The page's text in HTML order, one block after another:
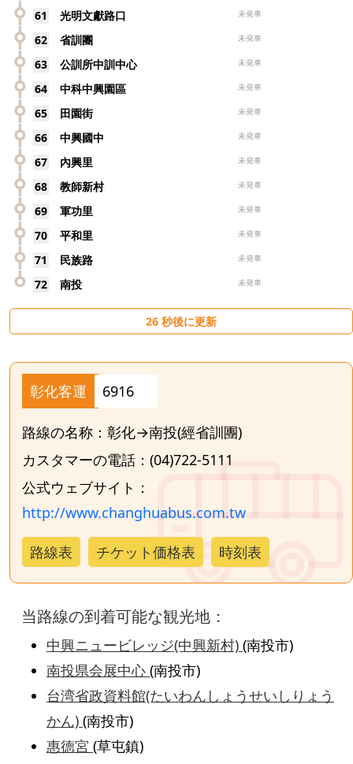
61 光明文獻路口 未発車
62 省訓團 未発車
63 公訓所中訓中心 未発車
64 中科中興園區 未発車
65 田園街 未発車
66 中興國中 未発車
67 內興里 未発車
68 教師新村 未発車
69 軍功里 未発車
70 平和里 未発車
71 民族路 未発車
72 南投 未発車
25 秒後に更新
彰化客運 6916
路線の名称：彰化→南投(經省訓團)
カスタマーの電話：(04)722-5111
公式ウェブサイト：
http://www.changhuabus.com.tw
路線表 チケット価格表 時刻表
当路線の到着可能な観光地：
中興ニュービレッジ(中興新村) (南投市)
南投県会展中心 (南投市)
台湾省政資料館(たいわんしょうせいしりょう
かん) (南投市)
惠德宮 (草屯鎮)